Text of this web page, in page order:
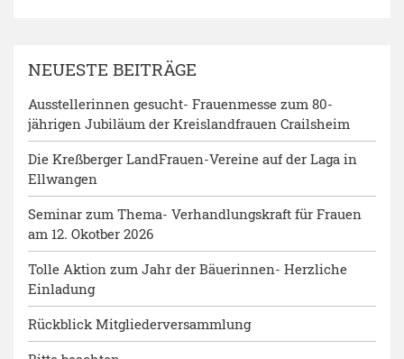
NEUESTE BEITRÄGE
Ausstellerinnen gesucht- Frauenmesse zum 80-
jährigen Jubiläum der Kreislandfrauen Crailsheim
Die Kreßberger LandFrauen-Vereine auf der Laga in
Ellwangen
Seminar zum Thema- Verhandlungskraft für Frauen
am 12. Okotber 2026
Tolle Aktion zum Jahr der Bäuerinnen- Herzliche
Einladung
Rückblick Mitgliederversammlung